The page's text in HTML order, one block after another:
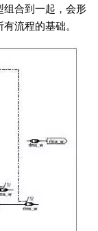
组合到一起，会形
流程的基础。